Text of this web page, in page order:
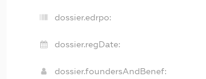
dossier.edrpo:
dossier.regDate:
dossier.foundersAndBenef: